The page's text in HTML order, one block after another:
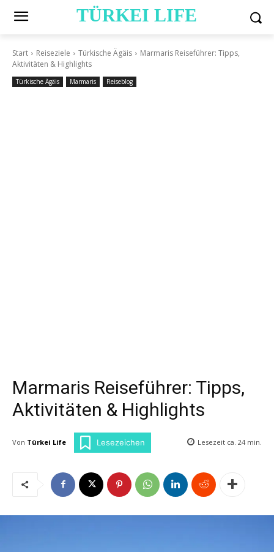
TÜRKEI LIFE
Start Reiseziele Türkische Ägäis
Marmaris Reiseführer: Tipps,
Aktivitäten & Highlights
Türkische Ägäis Marmaris Reiseblog
Marmaris Reiseführer: Tipps,
Aktivitäten & Highlights
Von Türkei Life Lesezeichen Lesezeit ca. 24 min.